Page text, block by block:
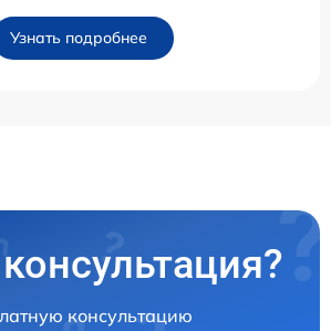
Узнать подробнее
консультацию